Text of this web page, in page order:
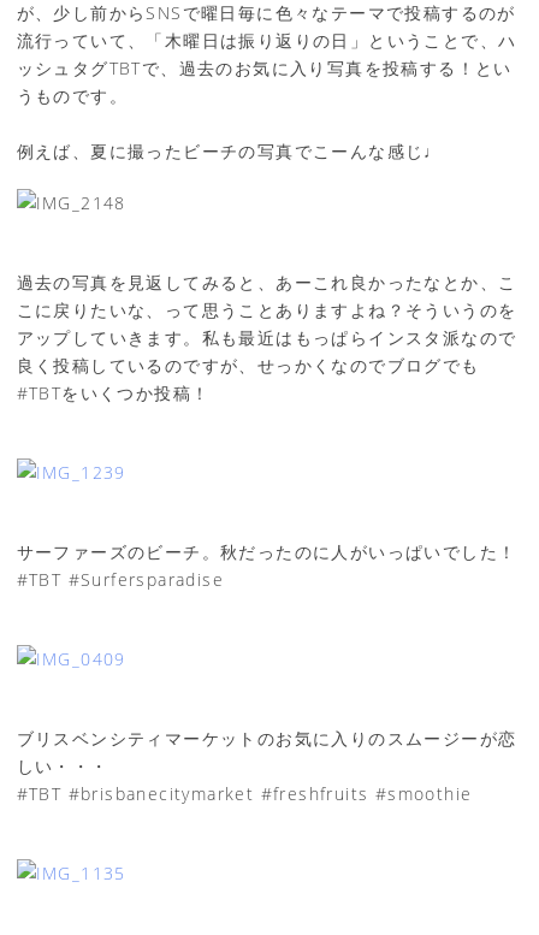
が、少し前からSNSで曜日毎に色々なテーマで投稿するのが
流行っていて、「木曜日は振り返りの日」ということで、ハ
ッシュタグTBTで、過去のお気に入り写真を投稿する！とい
うものです。
例えば、夏に撮ったビーチの写真でこーんな感じ♩
過去の写真を見返してみると、あーこれ良かったなとか、こ
こに戻りたいな、って思うことありますよね？そういうのを
アップしていきます。私も最近はもっぱらインスタ派なので
良く投稿しているのですが、せっかくなのでブログでも
#TBTをいくつか投稿！
サーファーズのビーチ。秋だったのに人がいっぱいでした！
#TBT #Surfersparadise
ブリスベンシティマーケットのお気に入りのスムージーが恋
しい・・・
#TBT #brisbanecitymarket #freshfruits #smoothie